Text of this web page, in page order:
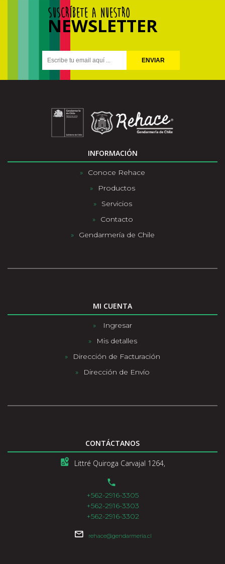
SUSCRÍBETE A NUESTRO
NEWSLETTER
ENVIAR
INFORMACIÓN
Conoce Rehace
Productos
Servicios
Contacto
Gendarmería de Chile
MI CUENTA
Ingresar
Mis detalles
Dirección de Facturación
Dirección de Envío
CONTÁCTANOS
Littré Quiroga Carvajal 1264,
+562-2916-3305
+562-2916-3303
+562-2916-3302
rehace@gendarmeria.cl